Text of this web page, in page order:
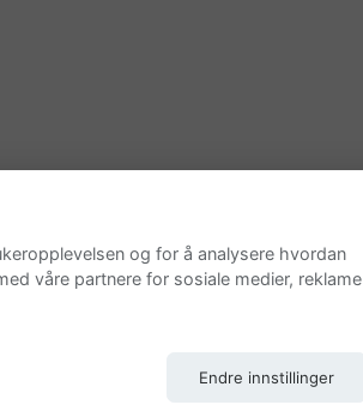
og for å analysere hvordan
våre partnere for sosiale medier, reklame
Endre innstillinger